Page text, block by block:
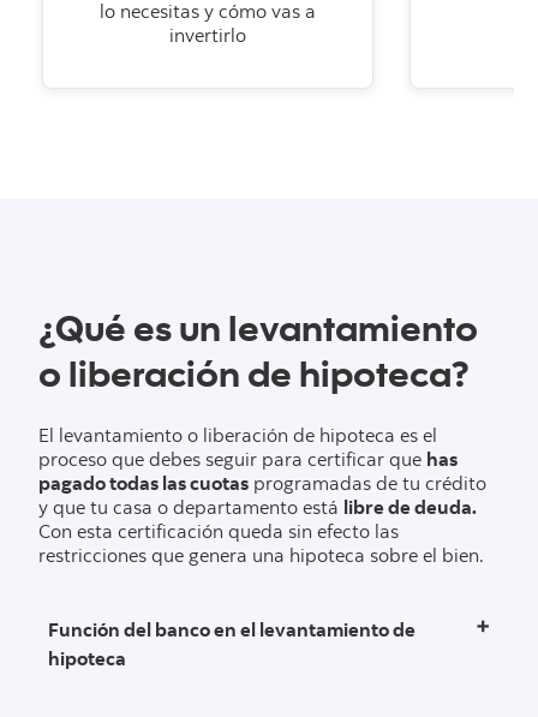
lo necesitas y cómo vas a
invertirlo
¿Qué es un levantamiento
o liberación de hipoteca?
El levantamiento o liberación de hipoteca es el
proceso que debes seguir para certificar que has
pagado todas las cuotas programadas de tu crédito
y que tu casa o departamento está libre de deuda.
Con esta certificación queda sin efecto las
restricciones que genera una hipoteca sobre el bien.
Función del banco en el levantamiento de
hipoteca